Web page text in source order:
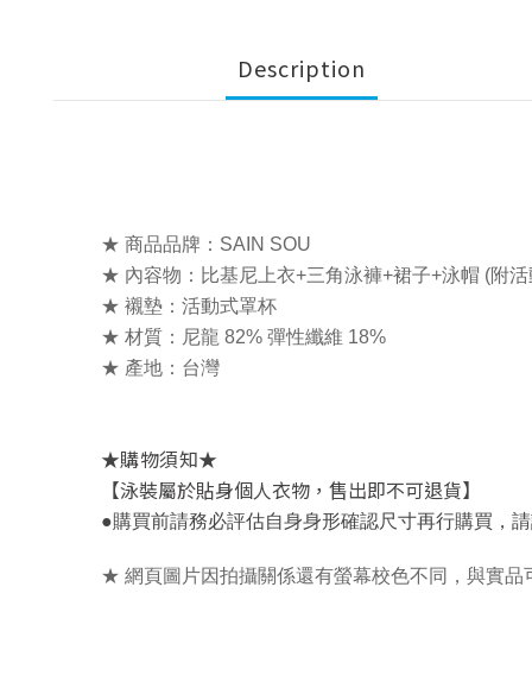
Description
★ 商品品牌：SAIN SOU
★ 內容物：比基尼上衣+三角泳褲+裙子+泳帽 (附
★ 襯墊：活動式罩杯
★ 材質：尼龍 82% 彈性纖維 18%
★ 產地：台灣
★購物須知★
【泳裝屬於貼身個人衣物，售出即不可退貨】
●購買前請務必評估自身身形確認尺寸再行購買 ，
★ 網頁圖片因拍攝關係還有螢幕校色不同，與實品